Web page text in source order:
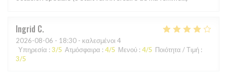
Ingrid C
2026-08-06 - 18:30 - καλεσμένοι 4
Υπηρεσία : 3/5 Ατμόσφαιρα : 4/5 Μενού : 4/5 Ποιότητα / Τιμή :
3/5